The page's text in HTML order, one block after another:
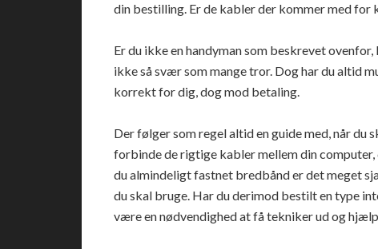
din bestilling. Er de kabler der kommer med for
Er du ikke en handyman som beskrevet
ikke så svær som mange tror. Dog har du altid
korrekt for dig, dog mod betaling.
Der følger som regel altid en guide med, når
forbinde de rigtige kabler mellem din
du almindeligt fastnet bredbånd er det meget
du skal bruge. Har du derimod bestilt en type
være en nødvendighed at få tekniker ud og